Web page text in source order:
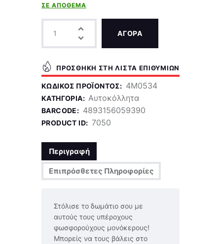
ΣΕ ΑΠΌΘΕΜΑ
ΑΓΟΡΑ
ΠΡΟΣΘΉΚΗ ΣΤΗ ΛΊΣΤΑ ΕΠΙΘΥΜΙΏΝ
ΚΩΔΙΚΌΣ ΠΡΟΪΌΝΤΟΣ: 4M0534
ΚΑΤΗΓΟΡΊΑ: Αυτοκόλλητα
BARCODE: 4893156059390
PRODUCT ID: 7050
Περιγραφή
Επιπρόσθετες Πληροφορίες
Στόλισε το δωμάτιο σου με
αυτούς τους υπέροχους
φωσφορούχους μονόκερους!
Μπορείς να τους βάλεις στο